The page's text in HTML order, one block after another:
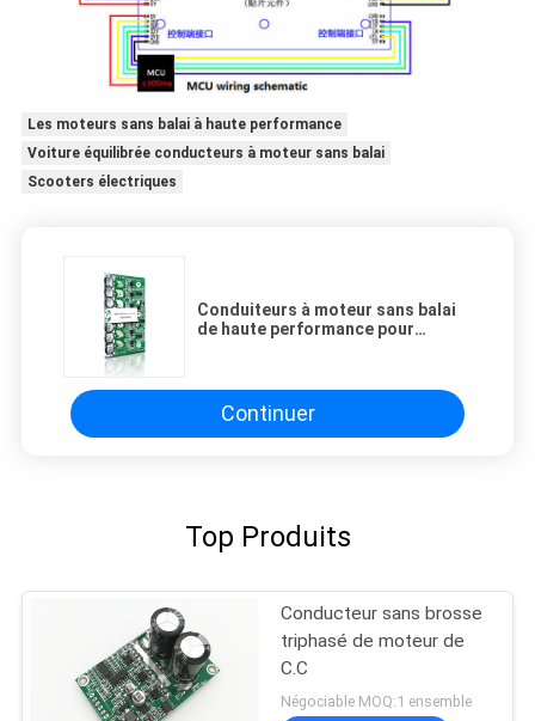
Les moteurs sans balai à haute performance
Voiture équilibrée conducteurs à moteur sans balai
Scooters électriques
Conduiteurs à moteur sans balai
de haute performance pour
Continuer
Top Produits
Conducteur sans brosse
triphasé de moteur de
C.C
Négociable MOQ:1 ensemble